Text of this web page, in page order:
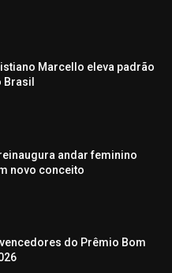
Marcello eleva padrão
Brasil
andar feminino
novo conceito
do Prêmio Bom